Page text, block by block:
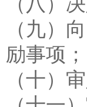
（九）
励事项；
（十）